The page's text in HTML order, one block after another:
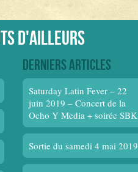
d'ailleurs
Derniers articles
Saturday Latin Fever – 22
juin 2019 – Concert de la
Ocho Y Media + soirée SBK
Sortie du samedi 4 mai 2019